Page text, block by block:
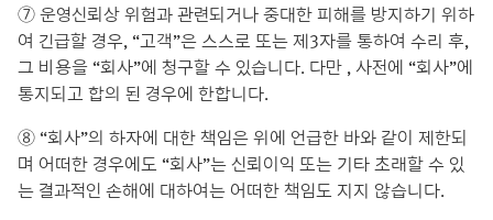
⑦ 운영신뢰상 위험과 관련되거나 중대한 피해를 방지하기 위하
여 긴급할 경우, “고객”은 스스로 또는 제3자를 통하여 수리 후,
그 비용을 “회사”에 청구할 수 있습니다. 다만 , 사전에 “회사”에
통지되고 합의 된 경우에 한합니다.
⑧ “회사”의 하자에 대한 책임은 위에 언급한 바와 같이 제한되
며 어떠한 경우에도 “회사”는 신뢰이익 또는 기타 초래할 수 있
는 결과적인 손해에 대하여는 어떠한 책임도 지지 않습니다.